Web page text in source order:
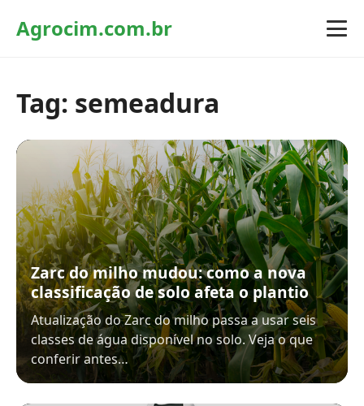
Agrocim.com.br
Tag: semeadura
Zarc do milho mudou: como a nova
classificação de solo afeta o plantio
Atualização do Zarc do milho passa a usar seis
classes de água disponível no solo. Veja o que
conferir antes…